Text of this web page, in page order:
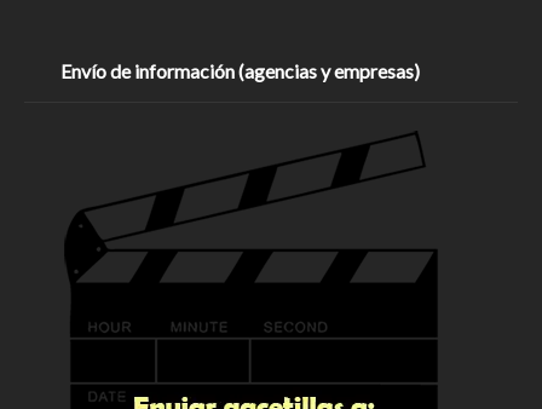
Envío de información (agencias y empresas)